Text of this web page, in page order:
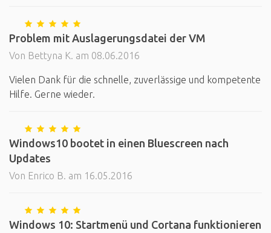
Problem mit Auslagerungsdatei der VM
Von Bettyna K. am 08.06.2016
Vielen Dank für die schnelle, zuverlässige und kompetente
Hilfe. Gerne wieder.
Windows10 bootet in einen Bluescreen nach
Updates
Von Enrico B. am 16.05.2016
Windows 10: Startmenü und Cortana funktionieren